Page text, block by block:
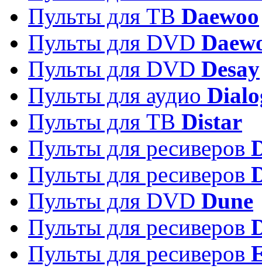
Пульты для ТВ Daewoo
Пульты для DVD
Пульты для DVD Desay
Пульты для аудио
Пульты для ТВ Distar
Пульты для ресиверов
Пульты для ресиверов
Пульты для DVD Dune
Пульты для ресиверов
Пульты для ресиверов